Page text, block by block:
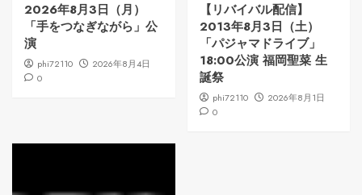
2026年8月3日（月）
「手をつなぎながら」公
演
phi72110
2026年8月4日
0
【リバイバル配信】
2013年8月3日（土）
「パジャマドライブ」
18:00公演 福岡聖菜 生
誕祭
phi72110
2026年8月1日
0